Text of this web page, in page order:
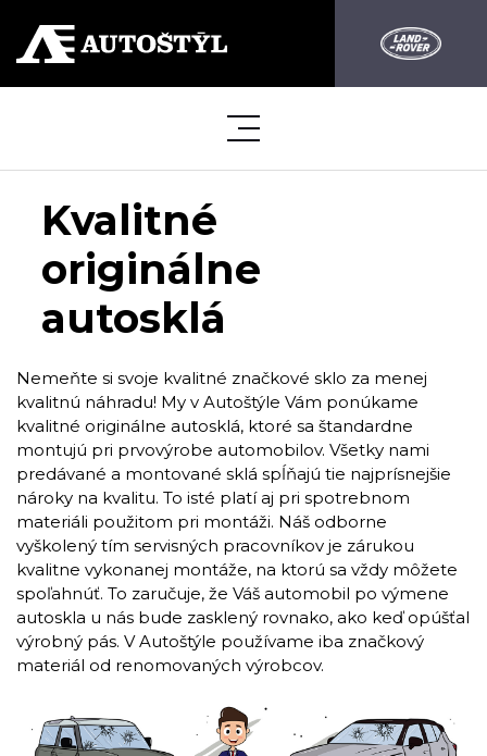
Kvalitné
originálne
autosklá
Nemeňte si svoje kvalitné značkové sklo za menej
kvalitnú náhradu! My v Autoštýle Vám ponúkame
kvalitné originálne autosklá, ktoré sa štandardne
montujú pri prvovýrobe automobilov. Všetky nami
predávané a montované sklá spĺňajú tie najprísnejšie
nároky na kvalitu. To isté platí aj pri spotrebnom
materiáli použitom pri montáži. Náš odborne
vyškolený tím servisných pracovníkov je zárukou
kvalitne vykonanej montáže, na ktorú sa vždy môžete
spoľahnúť. To zaručuje, že Váš automobil po výmene
autoskla u nás bude zasklený rovnako, ako keď opúšťal
výrobný pás. V Autoštýle používame iba značkový
materiál od renomovaných výrobcov.